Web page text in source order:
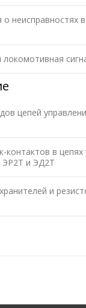
неисправностях
цепей
контактов в цепях
ЭР2Т и ЭД2Т
и